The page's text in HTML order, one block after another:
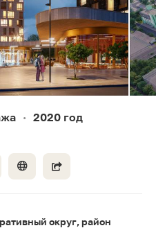
• 2020 год
округ, район